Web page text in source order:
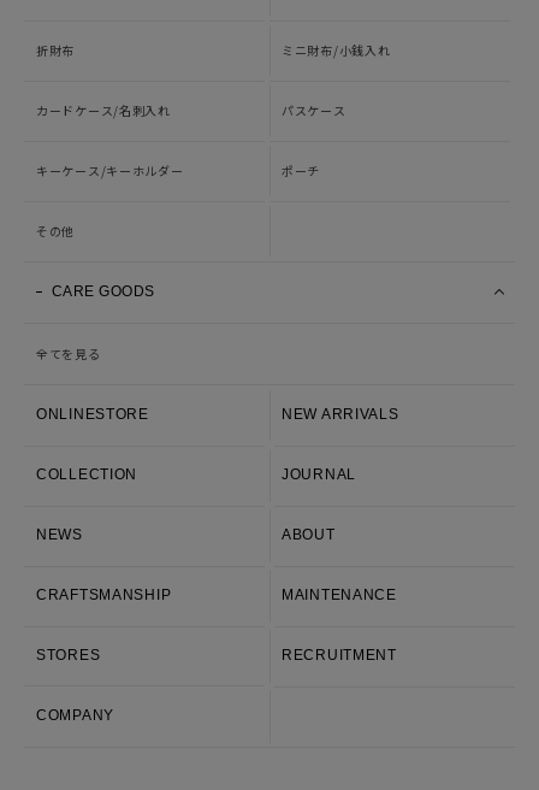
折財布 ミニ財布/小銭入れ
カードケース/名刺入れ パスケース
キーケース/キーホルダー ポーチ
その他
CARE GOODS
全てを見る
ONLINESTORE NEW ARRIVALS
COLLECTION JOURNAL
NEWS ABOUT
CRAFTSMANSHIP MAINTENANCE
STORES RECRUITMENT
COMPANY